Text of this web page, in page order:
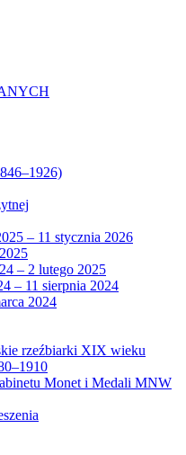
– 11 stycznia 2026
– 2 lutego 2025
– 11 sierpnia 2024
2024
rzeźbiarki XIX wieku
Monet i Medali MNW